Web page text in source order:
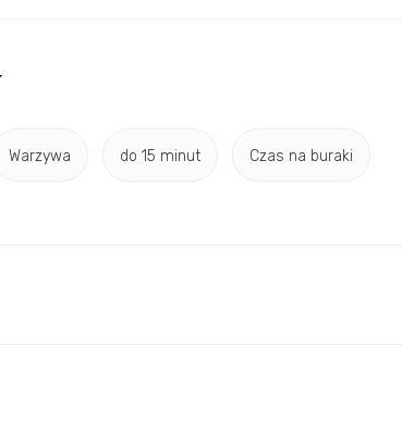
Warzywa do 15 minut Czas na buraki